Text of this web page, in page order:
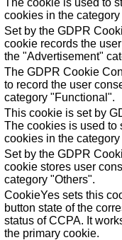
cookies in the
Set by the GDPR
cookie records the
the "Advertisement"
The GDPR Cookie
to record the user
category "Functional".
This cookie is set by
The cookies is used to
cookies in the
Set by the GDPR
cookie stores user
category "Others".
CookieYes sets this
button state of the
status of CCPA. It
the primary cookie.